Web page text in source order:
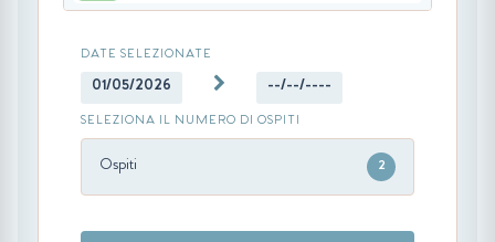
DATE SELEZIONATE
01/05/2026 --/--/----
SELEZIONA IL NUMERO DI OSPITI
Ospiti 2